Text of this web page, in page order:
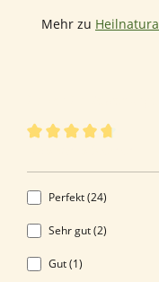
Mehr zu Heilnatura
Perfekt (24)
Sehr gut (2)
Gut (1)